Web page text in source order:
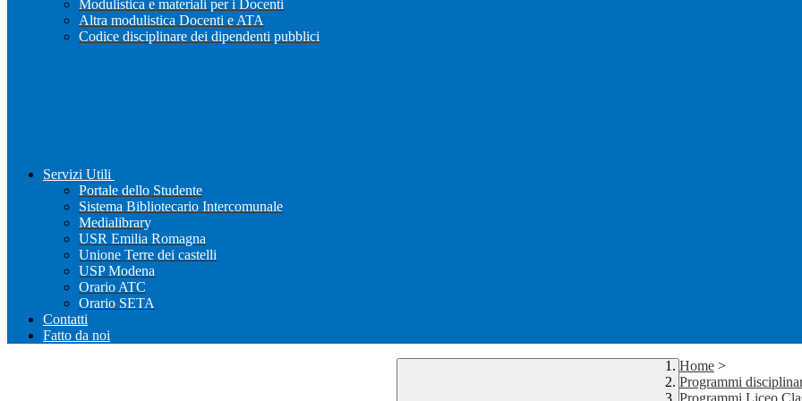
Modulistica e materiali per i Docenti
Altra modulistica Docenti e ATA
Codice disciplinare dei dipendenti pubblici
Servizi Utili
Portale dello Studente
Sistema Bibliotecario Intercomunale
Medialibrary
USR Emilia Romagna
Unione Terre dei castelli
USP Modena
Orario ATC
Orario SETA
Contatti
Fatto da noi
Home >
Programmi